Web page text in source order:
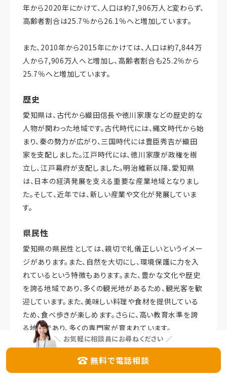
年から2020年にかけて、人口は約7,906万人と変わらず、
高齢者割合は25.7％から26.1％へと増加しています。
また、2010年から2015年にかけては、人口は約7,844万
人から7,906万人へと増加し、高齢者割合も25.2％から
25.7％へと増加しています。
歴史
愛知県は、古代から織田信長や徳川家康などの歴史的な
人物が関わった地域です。古代時代には、縄文時代から始
まり、秦の勢力が広がり、三国時代には豊臣秀吉が織田
家を支配しました。江戸時代には、徳川家康が政権を樹
立し、江戸幕府が支配しました。明治維新以降、愛知県
は、日本の経済発展を支える重要な産業地域となりまし
た。そして、近年では、新しい産業や文化が発展していま
す。
県民性
愛知県の県民性としては、親切で礼儀正しいというイメー
ジがあります。また、自然を大切にし、環境保護に力を入
れているという特徴もあります。また、豊かな文化や歴史
を誇る地域であり、多くの観光地があるため、観光客を歓
迎しています。また、美味しい料理や食材を提供している
ため、食べ歩きが楽しめます。さらに、高い教育水準を誇
る地域であり、多くの専門家が育まれています。
＼ お気軽に相談員にお尋ねください ／
無料で電話相談